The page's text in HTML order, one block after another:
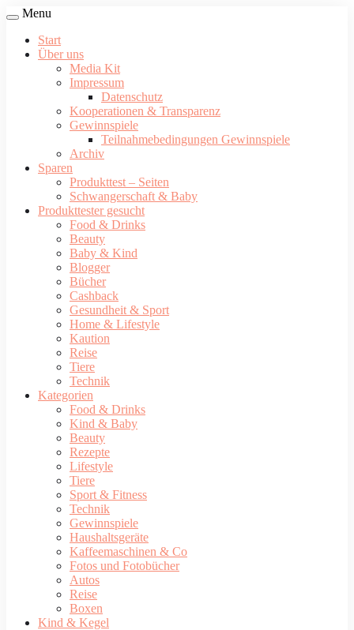
Menu
Start
Über uns
Media Kit
Impressum
Datenschutz
Kooperationen & Transparenz
Gewinnspiele
Teilnahmebedingungen Gewinnspiele
Archiv
Sparen
Produkttest – Seiten
Schwangerschaft & Baby
Produkttester gesucht
Food & Drinks
Beauty
Baby & Kind
Blogger
Bücher
Cashback
Gesundheit & Sport
Home & Lifestyle
Kaution
Reise
Tiere
Technik
Kategorien
Food & Drinks
Kind & Baby
Beauty
Rezepte
Lifestyle
Tiere
Sport & Fitness
Technik
Gewinnspiele
Haushaltsgeräte
Kaffeemaschinen & Co
Fotos und Fotobücher
Autos
Reise
Boxen
Kind & Kegel